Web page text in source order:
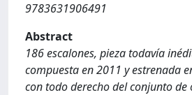
9783631906491
Abstract
186 escalones, pieza todavía
compuesta en 2011 y estrenada
con todo derecho del conjunto de